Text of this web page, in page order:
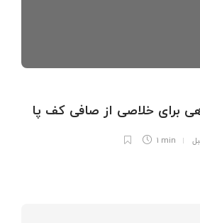
برای خلاصی از صافی کف پا
1 min